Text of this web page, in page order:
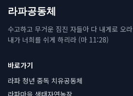
라파공동체
수고하고 무거운 짐진 자들아 다 내게로 오라
내가 너희를 쉬게 하리라 (마 11:28)
바로가기
라파 청년 중독 치유공동체
라파마을 생태자연농장